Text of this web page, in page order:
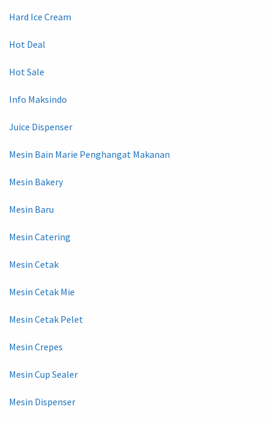
Hard Ice Cream
Hot Deal
Hot Sale
Info Maksindo
Juice Dispenser
Mesin Bain Marie Penghangat Makanan
Mesin Bakery
Mesin Baru
Mesin Catering
Mesin Cetak
Mesin Cetak Mie
Mesin Cetak Pelet
Mesin Crepes
Mesin Cup Sealer
Mesin Dispenser